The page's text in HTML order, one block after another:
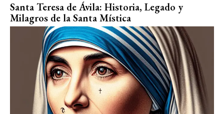
Santa Teresa de Ávila: Historia, Legado y
Milagros de la Santa Mística